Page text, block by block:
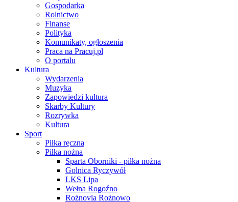
Gospodarka
Rolnictwo
Finanse
Polityka
Komunikaty, ogłoszenia
Praca na Pracuj.pl
O portalu
Kultura
Wydarzenia
Muzyka
Zapowiedzi kultura
Skarby Kultury
Rozrywka
Kultura
Sport
Piłka ręczna
Piłka nożna
Sparta Oborniki - piłka nożna
Golnica Ryczywół
LKS Lipa
Wełna Rogoźno
Rożnovia Rożnowo